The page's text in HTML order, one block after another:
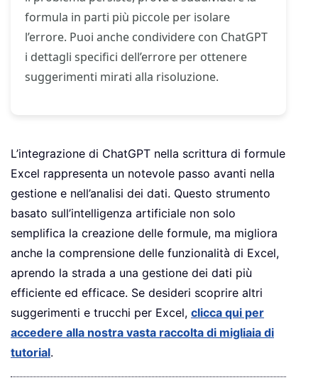
formula in parti più piccole per isolare
l’errore. Puoi anche condividere con ChatGPT
i dettagli specifici dell’errore per ottenere
suggerimenti mirati alla risoluzione.
L’integrazione di ChatGPT nella scrittura di formule
Excel rappresenta un notevole passo avanti nella
gestione e nell’analisi dei dati. Questo strumento
basato sull’intelligenza artificiale non solo
semplifica la creazione delle formule, ma migliora
anche la comprensione delle funzionalità di Excel,
aprendo la strada a una gestione dei dati più
efficiente ed efficace. Se desideri scoprire altri
suggerimenti e trucchi per Excel, clicca qui per
accedere alla nostra vasta raccolta di migliaia di
tutorial.